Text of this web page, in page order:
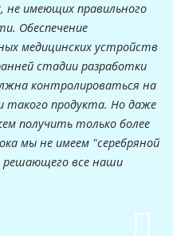
имеющих правильного
Обеспечение
медицинских устройств
стадии разработки
контролироваться на
такого продукта. Но даже
получить только более
мы не имеем "серебряной
решающего все наши